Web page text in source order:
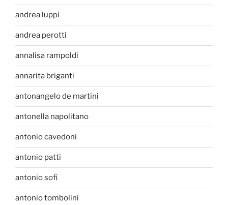
andrea luppi
andrea perotti
annalisa rampoldi
annarita briganti
antonangelo de martini
antonella napolitano
antonio cavedoni
antonio patti
antonio sofi
antonio tombolini